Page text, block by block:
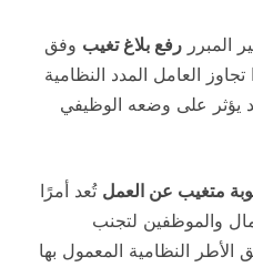
المبرر رفع بلاغ تغيب وفق
العامل المدد النظامية
يؤثر على وضعه الوظيفي
متغيب عن العمل تُعد أمرًا
والموظفين لتجنب
النظامية المعمول بها